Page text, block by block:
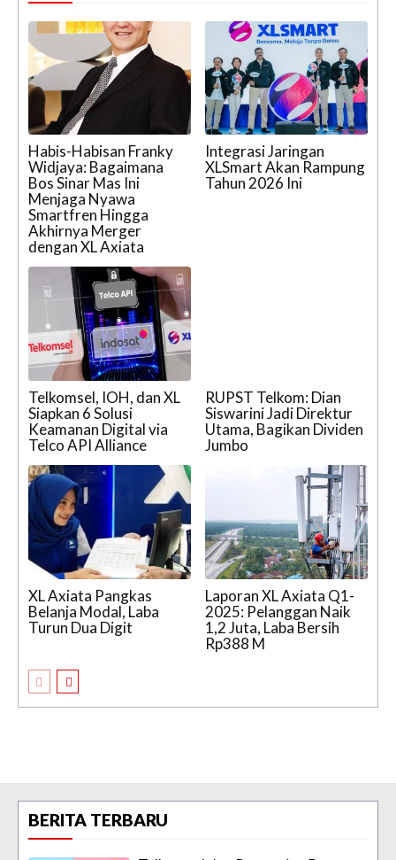
Habis-Habisan Franky
Widjaya: Bagaimana
Bos Sinar Mas Ini
Menjaga Nyawa
Smartfren Hingga
Akhirnya Merger
dengan XL Axiata
Integrasi Jaringan
XLSmart Akan Rampung
Tahun 2026 Ini
Telkomsel, IOH, dan XL
Siapkan 6 Solusi
Keamanan Digital via
Telco API Alliance
RUPST Telkom: Dian
Siswarini Jadi Direktur
Utama, Bagikan Dividen
Jumbo
XL Axiata Pangkas
Belanja Modal, Laba
Turun Dua Digit
Laporan XL Axiata Q1-
2025: Pelanggan Naik
1,2 Juta, Laba Bersih
Rp388 M
BERITA TERBARU